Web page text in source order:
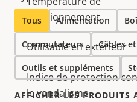
fonctionnement
Utilisable en extérieur
Indice de protection
le vandalisme
Tous Alimentation
Commutateurs Câbles
Outils et suppléments
AFFICHER LES PRODUITS